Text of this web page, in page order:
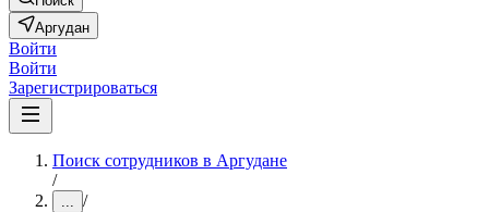
Аргудан
Войти
Войти
Зарегистрироваться
Поиск сотрудников в Аргудане
/
... /